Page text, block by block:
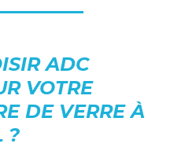
ADC
VOTRE
DE VERRE À
?